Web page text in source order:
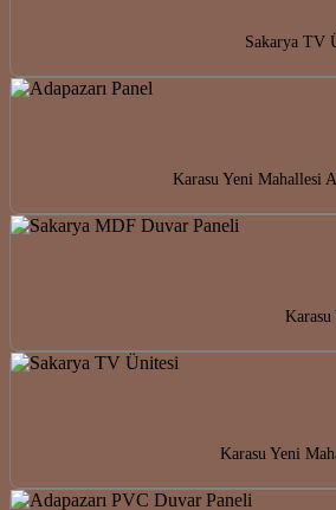
Sakarya TV
Karasu Yeni Mahallesi
Karasu Yeni